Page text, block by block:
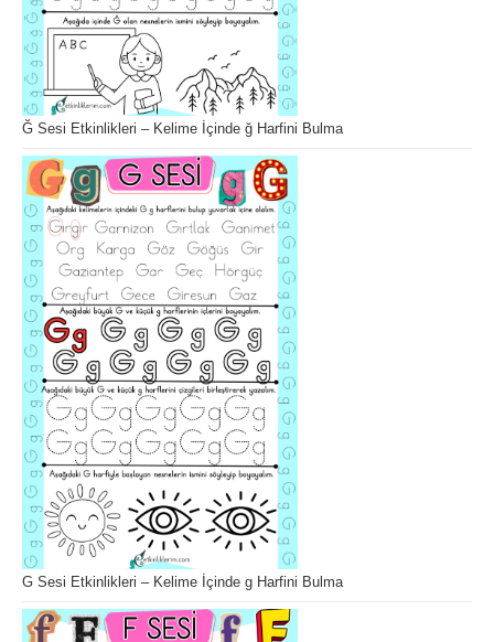
Ğ Sesi Etkinlikleri – Kelime İçinde ğ Harfini Bulma
G Sesi Etkinlikleri – Kelime İçinde g Harfini Bulma